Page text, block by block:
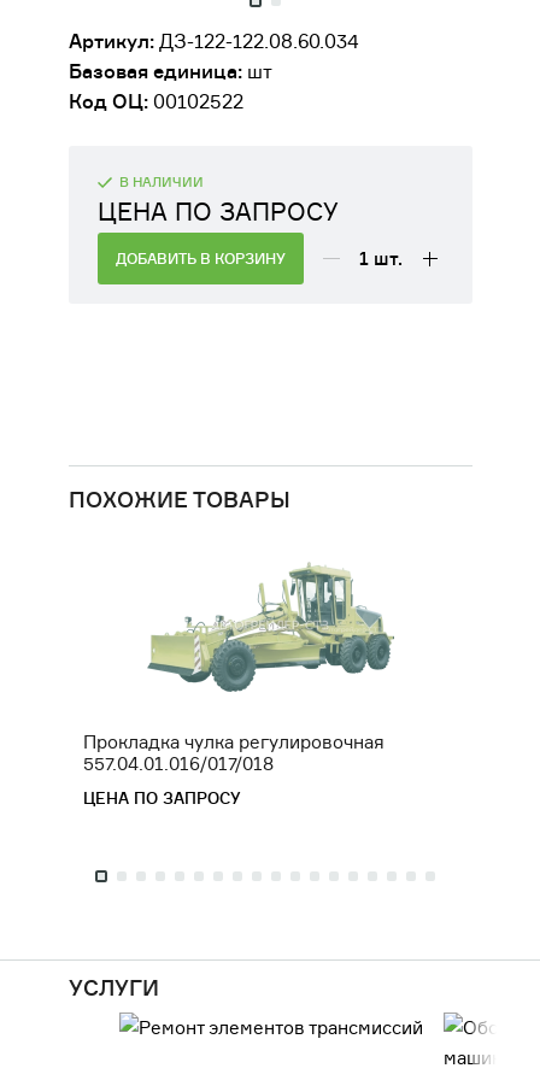
ОБОРУДОВАНИЕ ДЛЯ КАБИН
МАШИНИСТОВ
СЕЛЬСКОХОЗЯЙСТВЕННОЕ
Артикул:ДЗ-122-122.08.60.034
Базовая единица:шт
Код ОЦ:00102522
В НАЛИЧИИ
ЦЕНА ПО ЗАПРОСУ
ДОБАВИТЬ В КОРЗИНУ 1 шт.
ПОХОЖИЕ ТОВАРЫ
Прокладка чулка регулировочная
557.04.01.016/017/018
ЦЕНА ПО ЗАПРОСУ
УСЛУГИ